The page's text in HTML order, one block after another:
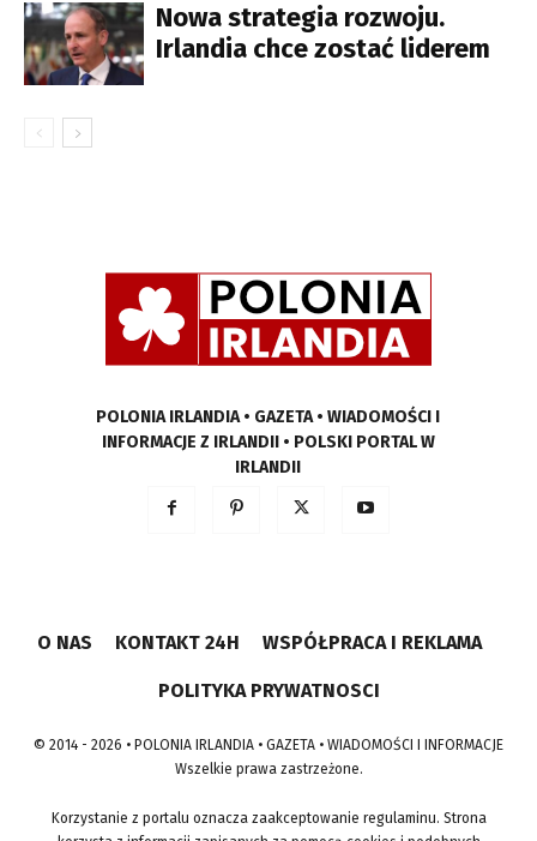
Nowa strategia rozwoju.
Irlandia chce zostać liderem
POLONIA IRLANDIA • GAZETA • WIADOMOŚCI I
INFORMACJE Z IRLANDII • POLSKI PORTAL W
IRLANDII
O NAS KONTAKT 24H WSPÓŁPRACA I REKLAMA
POLITYKA PRYWATNOSCI
© 2014 - 2026 • POLONIA IRLANDIA • GAZETA • WIADOMOŚCI I INFORMACJE
Wszelkie prawa zastrzeżone.
Korzystanie z portalu oznacza zaakceptowanie regulaminu. Strona